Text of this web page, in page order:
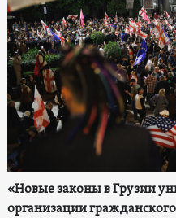
«Новые законы в Грузии
организации